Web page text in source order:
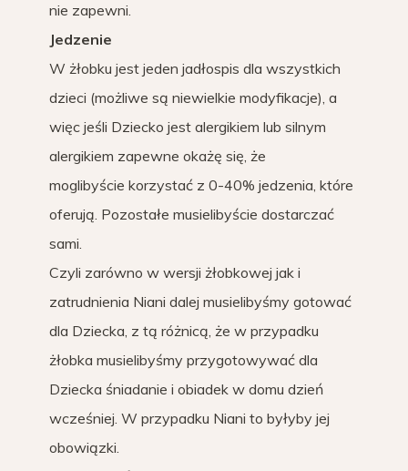
nie zapewni.
Jedzenie
W żłobku jest jeden jadłospis dla wszystkich
dzieci (możliwe są niewielkie modyfikacje), a
więc jeśli Dziecko jest alergikiem lub silnym
alergikiem zapewne okażę się, że
moglibyście korzystać z 0-40% jedzenia, które
oferują. Pozostałe musielibyście dostarczać
sami.
Czyli zarówno w wersji żłobkowej jak i
zatrudnienia Niani dalej musielibyśmy gotować
dla Dziecka, z tą różnicą, że w przypadku
żłobka musielibyśmy przygotowywać dla
Dziecka śniadanie i obiadek w domu dzień
wcześniej. W przypadku Niani to byłyby jej
obowiązki.